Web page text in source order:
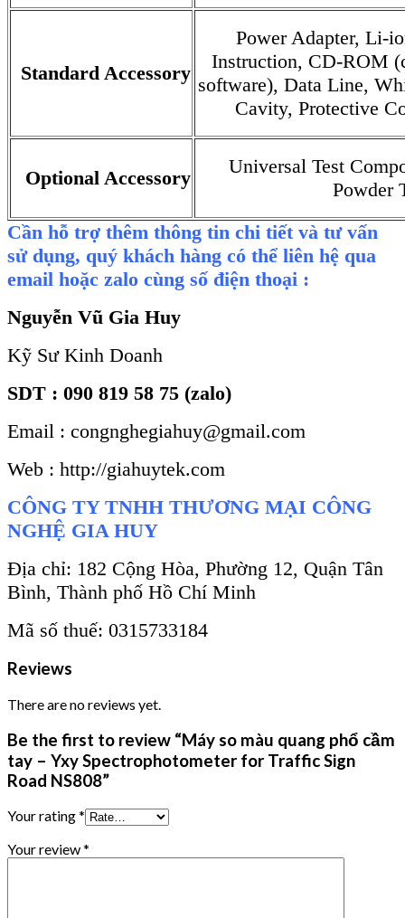
Standard Accessory
Power Adapter, Li-
Instruction, CD-ROM
software), Data Line,
Cavity, Protective
Optional Accessory
Universal Test
Powder
Cần hỗ trợ thêm thông tin chi tiết và tư vấn
sử dụng, quý khách hàng có thể liên hệ qua
email hoặc zalo cùng số điện thoại :
Nguyễn Vũ Gia Huy
Kỹ Sư Kinh Doanh
SDT : 090 819 58 75 (zalo)
Email : congnghegiahuy@gmail.com
Web : http://giahuytek.com
CÔNG TY TNHH THƯƠNG MẠI CÔNG
NGHỆ GIA HUY
Địa chỉ: 182 Cộng Hòa, Phường 12, Quận Tân
Bình, Thành phố Hồ Chí Minh
Mã số thuế: 0315733184
Reviews
There are no reviews yet.
Be the first to review “Máy so màu quang phổ cầm
tay – Yxy Spectrophotometer for Traffic Sign
Road NS808”
Your rating*
Your review*